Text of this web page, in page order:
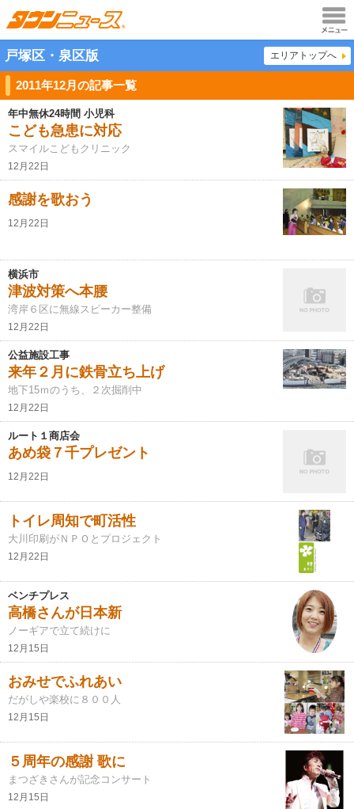
メニュ
ー
戸塚区・泉区版 エリアトップへ
2011年12月の記事一覧
年中無休24時間 小児科
こども急患に対応
スマイルこどもクリニック
12月22日
感謝を歌おう
12月22日
横浜市
津波対策へ本腰
湾岸６区に無線スピーカー整備
12月22日
公益施設工事
来年２月に鉄骨立ち上げ
地下15ｍのうち、２次掘削中
12月22日
ルート１商店会
あめ袋７千プレゼント
12月22日
トイレ周知で町活性
大川印刷がＮＰＯとプロジェクト
12月22日
ベンチプレス
高橋さんが日本新
ノーギアで立て続けに
12月15日
おみせでふれあい
だがしや楽校に８００人
12月15日
５周年の感謝 歌に
まつざきさんが記念コンサート
12月15日